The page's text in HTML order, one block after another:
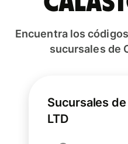
Encuentra los
sucursales de
Sucursales de
LTD